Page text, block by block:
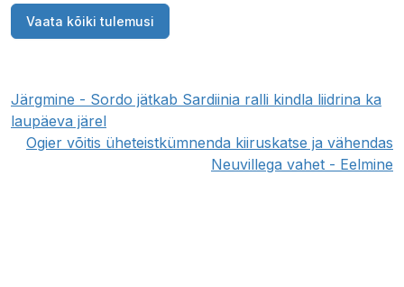
Vaata kõiki tulemusi
Järgmine - Sordo jätkab Sardiinia ralli kindla liidrina ka
laupäeva järel
Ogier võitis üheteistkümnenda kiiruskatse ja vähendas
Neuvillega vahet - Eelmine